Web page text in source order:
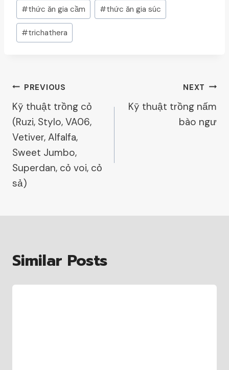
#thức ăn gia cầm #thức ăn gia súc
#trichathera
Post
Navigation
PREVIOUS
Kỹ thuật trồng cỏ
(Ruzi, Stylo, VA06,
Vetiver, Alfalfa,
Sweet Jumbo,
Superdan, cỏ voi, cỏ
sả)
NEXT
Kỹ thuật trồng nấm
bào ngư
Similar Posts